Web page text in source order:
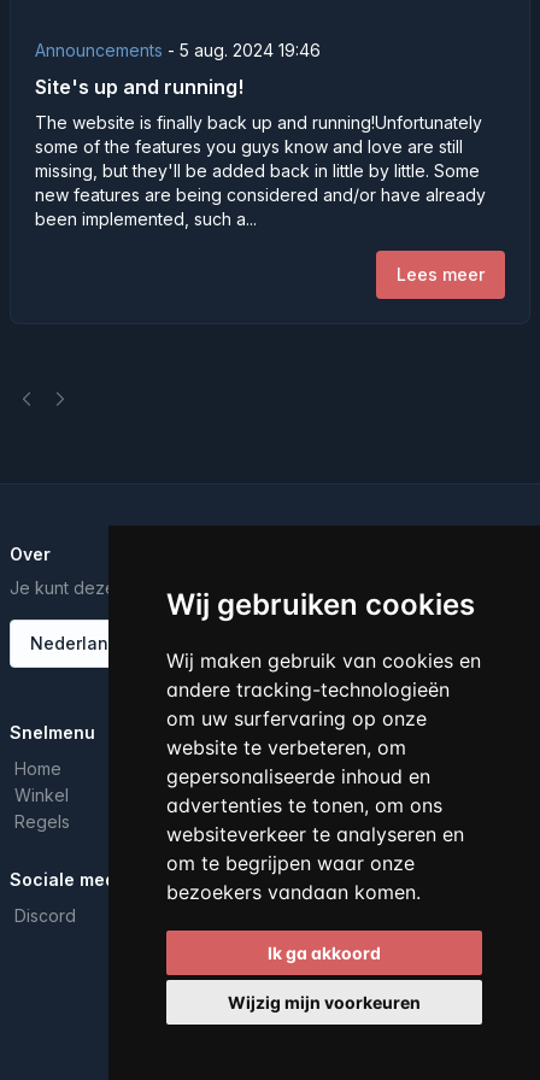
Wij gebruiken cookies
Wij maken gebruik van cookies en
andere tracking-technologieën
om uw surfervaring op onze
website te verbeteren, om
gepersonaliseerde inhoud en
advertenties te tonen, om ons
websiteverkeer te analyseren en
om te begrijpen waar onze
bezoekers vandaan komen.
Ik ga akkoord
Wijzig mijn voorkeuren
Announcements - 5 aug. 2024 19:46
Site's up and running!
The website is finally back up and running!Unfortunately
some of the features you guys know and love are still
missing, but they'll be added back in little by little. Some
new features are being considered and/or have already
been implemented, such a...
Lees meer
Over
Je kunt deze tekst bewerken vanuit het Dashboard.
Nederlands
Snelmenu
Home
Winkel
Regels
Sociale media
Discord
Alle rechten voorbehouden. © 2026